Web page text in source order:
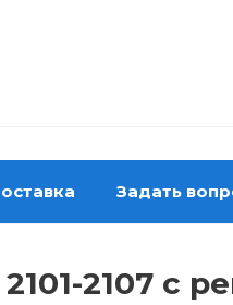
Задать
2107 с